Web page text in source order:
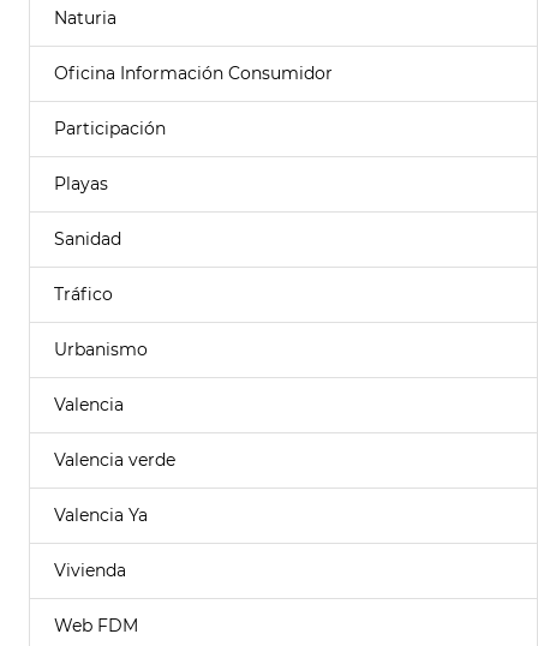
Naturia
Oficina Información Consumidor
Participación
Playas
Sanidad
Tráfico
Urbanismo
Valencia
Valencia verde
Valencia Ya
Vivienda
Web FDM